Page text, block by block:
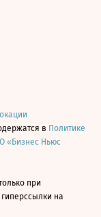
в Политике
«Бизнес Ньюс
при
на